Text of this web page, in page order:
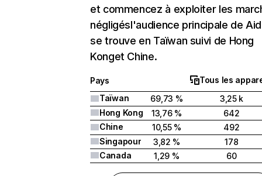
et commencez à exploiter les
négligésl'audience principale de
se trouve en Taïwan suivi de Hong
Konget Chine.
Pays
Tous les
Taïwan
69,73 %
3,25 k
Hong Kong
13,76 %
642
Chine
10,55 %
492
Singapour
3,82 %
178
Canada
1,29 % 60